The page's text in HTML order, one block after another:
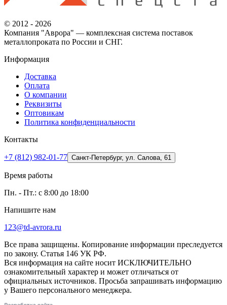
© 2012 - 2026
Компания "Аврора" — комплексная система поставок
металлопроката по России и СНГ.
Информация
Доставка
Оплата
О компании
Реквизиты
Оптовикам
Политика конфиденциальности
Контакты
+7 (812) 982-01-77 Санкт-Петербург, ул. Салова, 61
Время работы
Пн. - Пт.: с 8:00 до 18:00
Напишите нам
123@td-avrora.ru
Все права защищены. Копирование информации преследуется
по закону. Статья 146 УК РФ.
Вся информация на сайте носит ИСКЛЮЧИТЕЛЬНО
ознакомительный характер и может отличаться от
официальных источников. Просьба запрашивать информацию
у Вашего персонального менеджера.